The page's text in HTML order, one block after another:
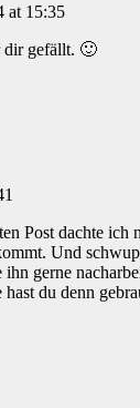
at 15:35
dir gefällt. 🙂
Post dachte ich
Und
gerne
du denn